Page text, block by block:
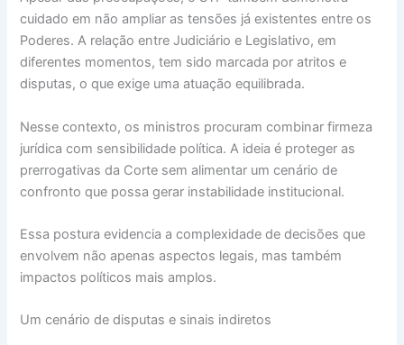
cuidado em não ampliar as tensões já existentes entre os
Poderes. A relação entre Judiciário e Legislativo, em
diferentes momentos, tem sido marcada por atritos e
disputas, o que exige uma atuação equilibrada.
Nesse contexto, os ministros procuram combinar firmeza
jurídica com sensibilidade política. A ideia é proteger as
prerrogativas da Corte sem alimentar um cenário de
confronto que possa gerar instabilidade institucional.
Essa postura evidencia a complexidade de decisões que
envolvem não apenas aspectos legais, mas também
impactos políticos mais amplos.
Um cenário de disputas e sinais indiretos